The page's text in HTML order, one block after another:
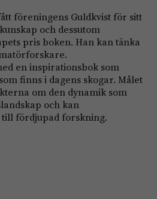
föreningens Guldkvist för sitt
och dessutom
pris boken. Han kan tänka
en inspirationsbok som
finns i dagens skogar. Målet
om den dynamik som
och kan
fördjupad forskning.